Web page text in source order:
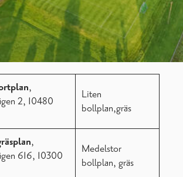
,
2, 10480
Liten
bollplan,gräs
,
616, 10300
Medelstor
bollplan, gräs